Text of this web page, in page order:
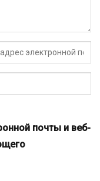
почты и веб-